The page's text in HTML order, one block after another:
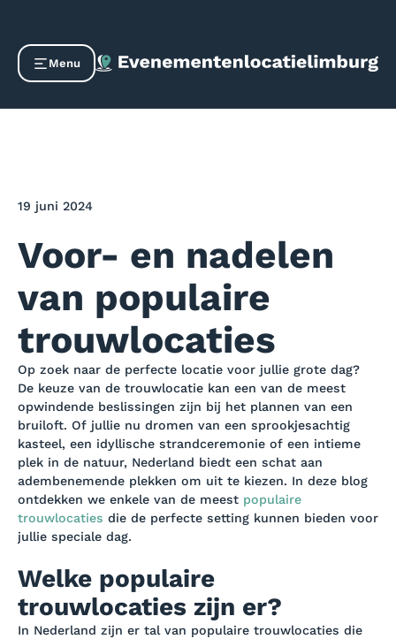
Menu
19 juni 2024
Voor- en nadelen
van populaire
trouwlocaties
Op zoek naar de perfecte locatie voor jullie grote dag?
De keuze van de trouwlocatie kan een van de meest
opwindende beslissingen zijn bij het plannen van een
bruiloft. Of jullie nu dromen van een sprookjesachtig
kasteel, een idyllische strandceremonie of een intieme
plek in de natuur, Nederland biedt een schat aan
adembenemende plekken om uit te kiezen. In deze blog
ontdekken we enkele van de meest populaire
trouwlocaties die de perfecte setting kunnen bieden voor
jullie speciale dag.
Welke populaire
trouwlocaties zijn er?
In Nederland zijn er tal van populaire trouwlocaties die